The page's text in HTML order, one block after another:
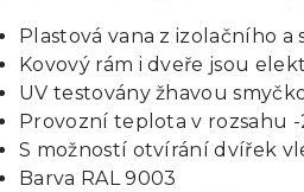
Plastová vana z izolačního a
Kovový rám i dveře jsou
UV testovány žhavou
Provozní teplota v rozsahu -
S možností otvírání dvířek
Barva RAL 9003